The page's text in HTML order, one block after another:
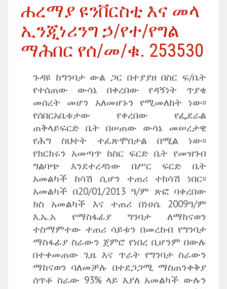
ሐረማያ ዩንቨርስቲ እና መላ
ኢንጂነሪንግ ኃ/የተ/የግል
ማሕበር የሰ/መ/ቁ. 253530
ጉዳዩ ከግንባታ ውል ጋር በተያያዘ በስር ፍ/ቤት
የተሰጠው ውሳኔ በቀረበው የዳኝነት ጥያቄ
መሰረት መሆን አለመሆኑን የሚመለከት ነው፡፡
የሰበርአቤቱታው የቀረበው የፌደራል
ጠቅላይፍርድ ቤት በሠጠው ውሳኔ መሠረታዊ
የሕግ ስህተት ተፈጽሞበታል በሚል ነው፡፡
የክርክሩን አመጣጥ ከስር ፍርድ ቤት የመዝገብ
ግልባጭ እንደተረዳነው በሥር ፍርድ ቤት
አመልካች ከሳሽ ሲሆን ተጠሪ ተከሳሽ ነበር፡፡
አመልካች በ20/01/2013 ዓ/ም ጽፎ ባቀረበው
ክስ አመልካች እና ተጠሪ በነሀሴ 2009ዓ/ም
እ.ኤ.አ የማስፋፊያ ግንባታ ለማከናወን
ተስማምተው ተጠሪ ሳይቱን በመረከብ የግንባታ
ማስፋፊያ ስራውን ጀምሮ የነበረ ቢሆንም በውሉ
በተቀመጠው ጊዜ እና ጥራት የግንባታ ስራውን
ማከናወን ባለመቻሉ በተደጋጋሚ ማስጠንቀቅያ
ሰጥቶ ስራው 93% ላይ እያለ አመልካች ውሉን